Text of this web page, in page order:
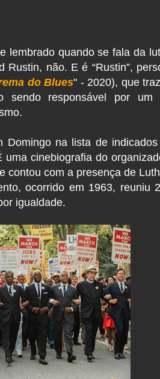
lembrado quando se fala da
não. E é “Rustin”,
do Blues" - 2020), que
sendo responsável por um
Domingo na lista de
cinebiografia do
contou com a presença de
ocorrido em 1963, reuniu
igualdade.